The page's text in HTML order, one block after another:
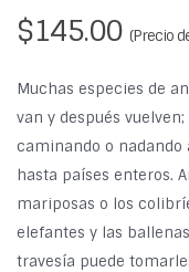
$145.00 (Precio
Muchas especies de
van y después
caminando o nadando
hasta países enteros.
mariposas o los
elefantes y las
travesía puede